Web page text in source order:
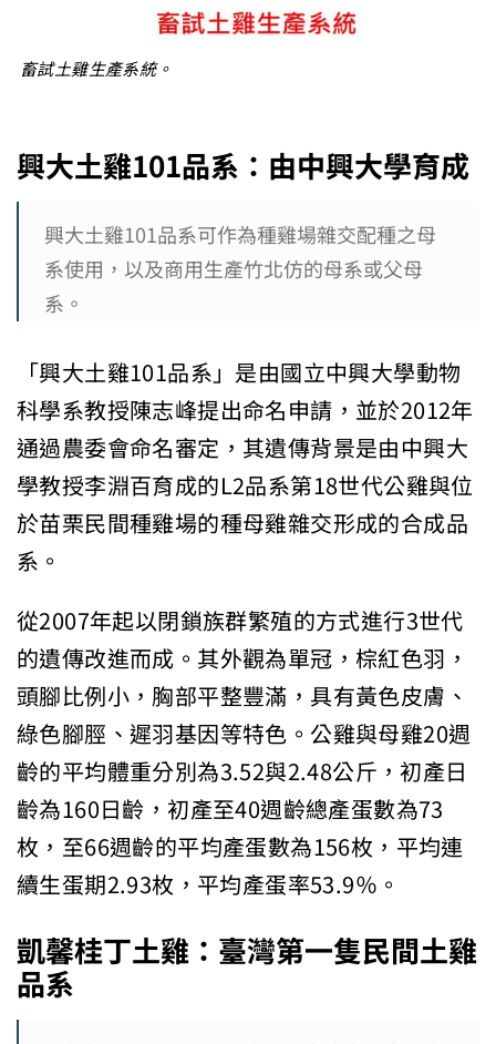
畜試土雞生產系統。
興大土雞101品系：由中興大學育成
興大土雞101品系可作為種雞場雜交配種之母
系使用，以及商用生產竹北仿的母系或父母
系。
「興大土雞101品系」是由國立中興大學動物
科學系教授陳志峰提出命名申請，並於2012年
通過農委會命名審定，其遺傳背景是由中興大
學教授李淵百育成的L2品系第18世代公雞與位
於苗栗民間種雞場的種母雞雜交形成的合成品
系。
從2007年起以閉鎖族群繁殖的方式進行3世代
的遺傳改進而成。其外觀為單冠，棕紅色羽，
頭腳比例小，胸部平整豐滿，具有黃色皮膚、
綠色腳脛、遲羽基因等特色。公雞與母雞20週
齡的平均體重分別為3.52與2.48公斤，初產日
齡為160日齡，初產至40週齡總產蛋數為73
枚，至66週齡的平均產蛋數為156枚，平均連
續生蛋期2.93枚，平均產蛋率53.9％。
凱馨桂丁土雞：臺灣第一隻民間土雞
品系